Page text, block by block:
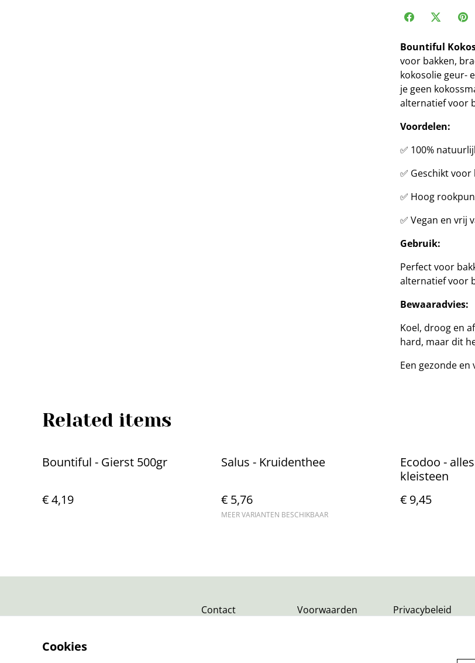
Bountiful
voor bakken,
kokosolie geur-
je geen
alternatief voor
Voordelen:
✅ 100%
✅ Geschikt
✅ Hoog
✅ Vegan en vrij
Gebruik:
Perfect voor
alternatief voor
Bewaaradvies:
Koel, droog en
hard, maar dit
Een gezonde
Related items
Bountiful - Gierst 500gr
€ 4,19
Salus - Kruidenthee
€ 5,76
MEER VARIANTEN BESCHIKBAAR
Ecodoo -
kleisteen
€ 9,45
Contact Voorwaarden Privacybeleid
Cookies